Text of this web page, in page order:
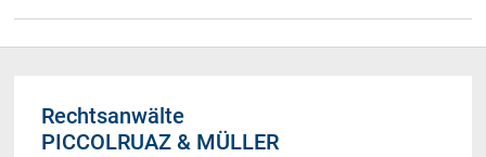
Rechtsanwälte
PICCOLRUAZ & MÜLLER